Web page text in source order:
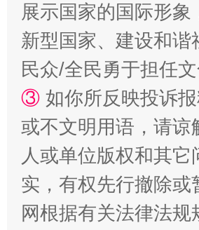
展示国家的国际形
新型国家、建设和
民众/全民勇于担任
③ 如你所反映投诉
或不文明用语，请
人或单位版权和其它
实，有权先行撤除
网根据有关法律法